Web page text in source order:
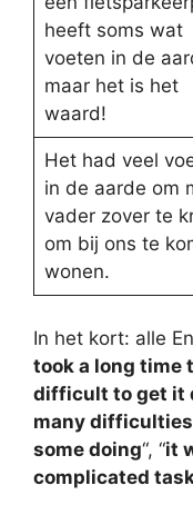
heeft soms wat
voeten in de
maar het is het
waard!
Het had veel
in de aarde om
vader zover te
om bij ons te
wonen.
In het kort: alle
took a long time
difficult to get it
many
some doing“, “it
complicated